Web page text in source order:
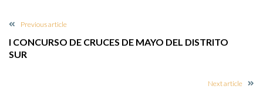
Previous article
I CONCURSO DE CRUCES DE MAYO DEL DISTRITO
SUR
Next article